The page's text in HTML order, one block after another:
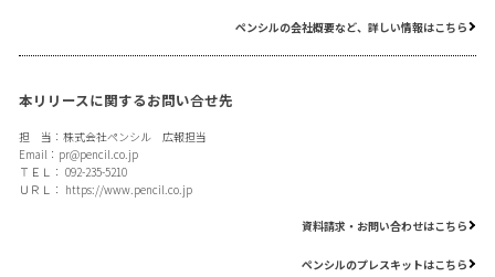
ペンシルの会社概要など、詳しい情報はこちら
本リリースに関するお問い合せ先
担 当：株式会社ペンシル 広報担当
Email： pr@pencil.co.jp
ＴＥＬ： 092-235-5210
ＵＲＬ： https://www.pencil.co.jp
資料請求・お問い合わせはこちら
ペンシルのプレスキットはこちら